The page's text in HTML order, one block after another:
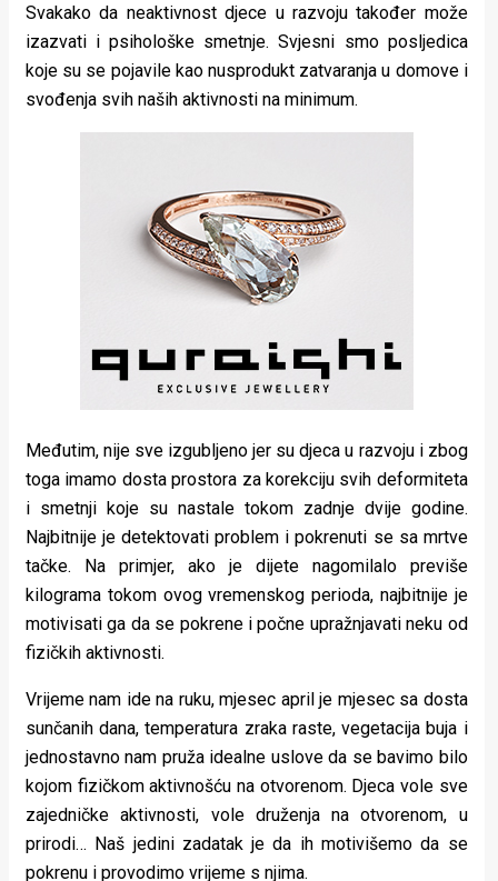
Svakako da neaktivnost djece u razvoju također može
izazvati i psihološke smetnje. Svjesni smo posljedica
koje su se pojavile kao nusprodukt zatvaranja u domove i
svođenja svih naših aktivnosti na minimum.
Međutim, nije sve izgubljeno jer su djeca u razvoju i zbog
toga imamo dosta prostora za korekciju svih deformiteta
i smetnji koje su nastale tokom zadnje dvije godine.
Najbitnije je detektovati problem i pokrenuti se sa mrtve
tačke. Na primjer, ako je dijete nagomilalo previše
kilograma tokom ovog vremenskog perioda, najbitnije je
motivisati ga da se pokrene i počne upražnjavati neku od
fizičkih aktivnosti.
Vrijeme nam ide na ruku, mjesec april je mjesec sa dosta
sunčanih dana, temperatura zraka raste, vegetacija buja i
jednostavno nam pruža idealne uslove da se bavimo bilo
kojom fizičkom aktivnošću na otvorenom. Djeca vole sve
zajedničke aktivnosti, vole druženja na otvorenom, u
prirodi… Naš jedini zadatak je da ih motivišemo da se
pokrenu i provodimo vrijeme s njima.